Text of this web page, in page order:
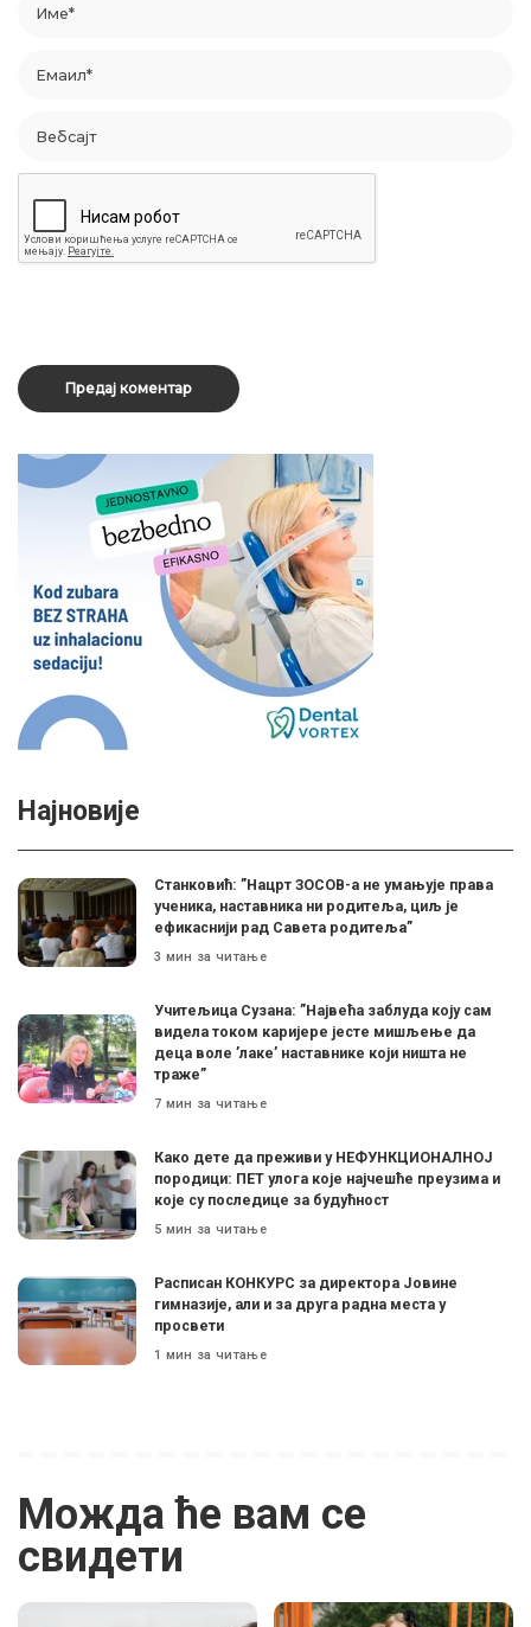
Најновије
Станковић: ”Нацрт ЗОСОВ-а не умањује права
ученика, наставника ни родитеља, циљ је
ефикаснији рад Савета родитеља”
3 мин за читање
Учитељица Сузана: ”Највећа заблуда коју сам
видела током каријере јесте мишљење да
деца воле ’лаке’ наставнике који ништа не
траже”
7 мин за читање
Како дете да преживи у НЕФУНКЦИОНАЛНОЈ
породици: ПЕТ улога које најчешће преузима и
које су последице за будућност
5 мин за читање
Расписан КОНКУРС за директора Јовине
гимназије, али и за друга радна места у
просвети
1 мин за читање
Можда ће вам се
свидети